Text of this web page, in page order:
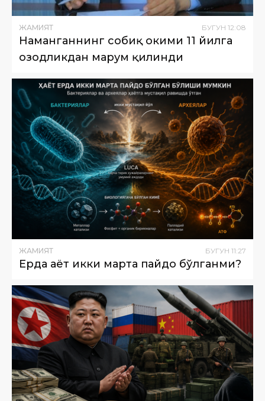
ЖАМИЯТ БУГУН 12:08
Наманганнинг собиқ ҳокими 11 йилга
озодликдан маҳрум қилинди
ЖАМИЯТ БУГУН 11:27
Ерда ҳаёт икки марта пайдо бўлганми?